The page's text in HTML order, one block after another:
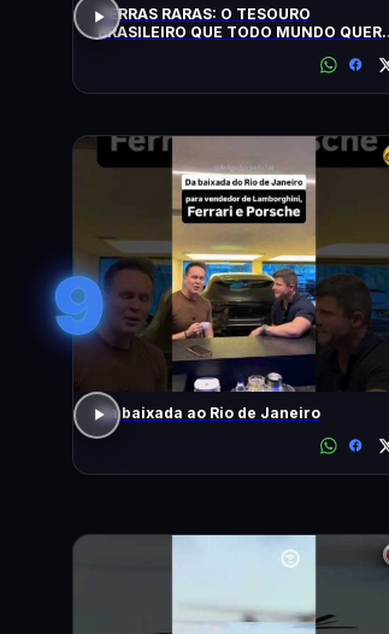
TERRAS RARAS: O TESOURO
BRASILEIRO QUE TODO MUNDO QUER:
9
Da baixada ao Rio de Janeiro